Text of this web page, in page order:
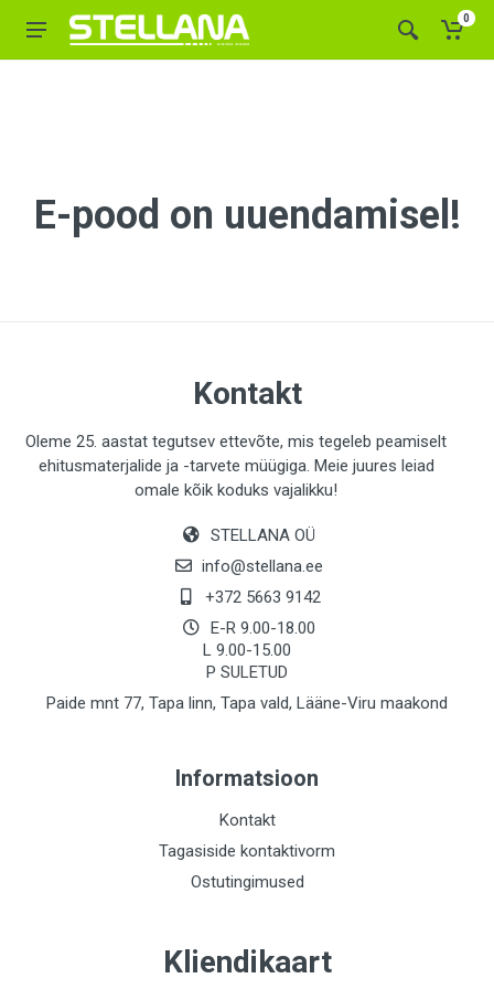
0
E-pood on uuendamisel!
Kontakt
Oleme 25. aastat tegutsev ettevõte, mis tegeleb peamiselt
ehitusmaterjalide ja -tarvete müügiga. Meie juures leiad
omale kõik koduks vajalikku!
STELLANA OÜ
info@stellana.ee
+372 5663 9142
E-R 9.00-18.00
L 9.00-15.00
P SULETUD
Paide mnt 77, Tapa linn, Tapa vald, Lääne-Viru maakond
Informatsioon
Kontakt
Tagasiside kontaktivorm
Ostutingimused
Kliendikaart